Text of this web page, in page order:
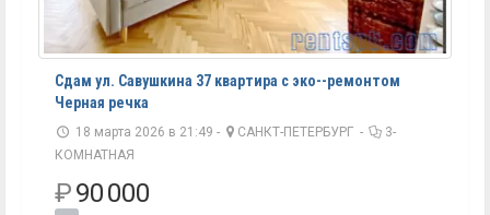
Сдам ул. Савушкина 37 квартира с эко--ремонтом
Черная речка
18 марта 2026 в 21:49 - САНКТ-ПЕТЕРБУРГ -
3-
КОМНАТНАЯ
₽90 000